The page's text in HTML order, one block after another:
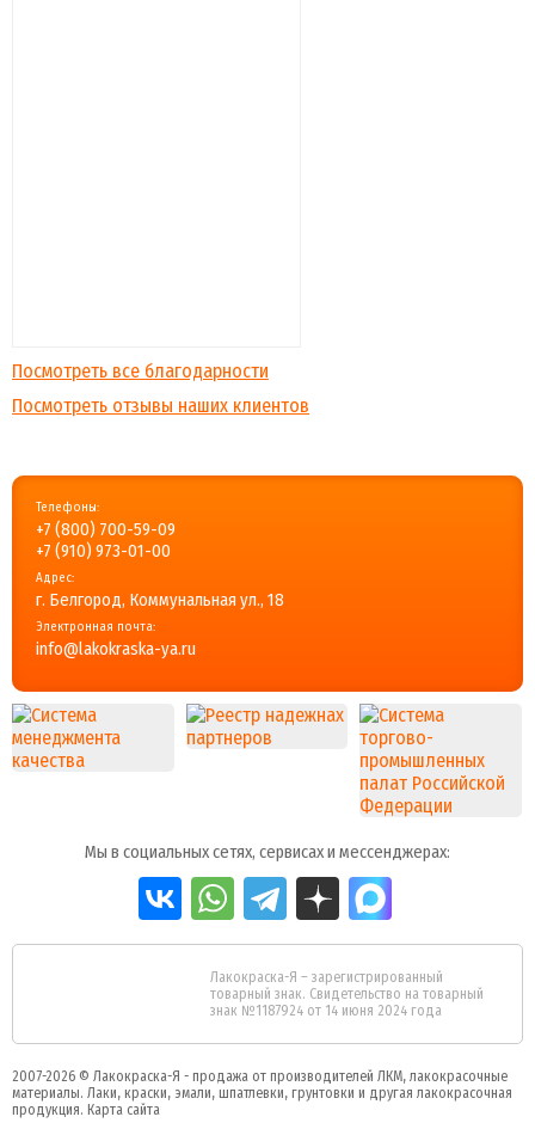
Посмотреть все благодарности
Посмотреть отзывы наших клиентов
Телефоны:
+7 (800) 700-59-09
+7 (910) 973-01-00
Адрес:
г. Белгород, Коммунальная ул., 18
Электронная почта:
info@lakokraska-ya.ru
Мы в социальных сетях, сервисах и мессенджерах:
Лакокраска-Я – зарегистрированный
товарный знак. Свидетельство на товарный
знак №1187924 от 14 июня 2024 года
2007-2026 © Лакокраска-Я - продажа от производителей ЛКМ, лакокрасочные
материалы. Лаки, краски, эмали, шпатлевки, грунтовки и другая лакокрасочная
продукция. Карта сайта